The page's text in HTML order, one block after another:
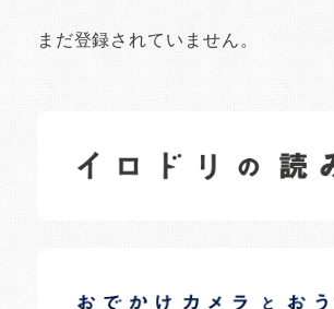
まだ登録されていません。
日常の様子など随時更新中です。
日常の様子など随時更新中です。